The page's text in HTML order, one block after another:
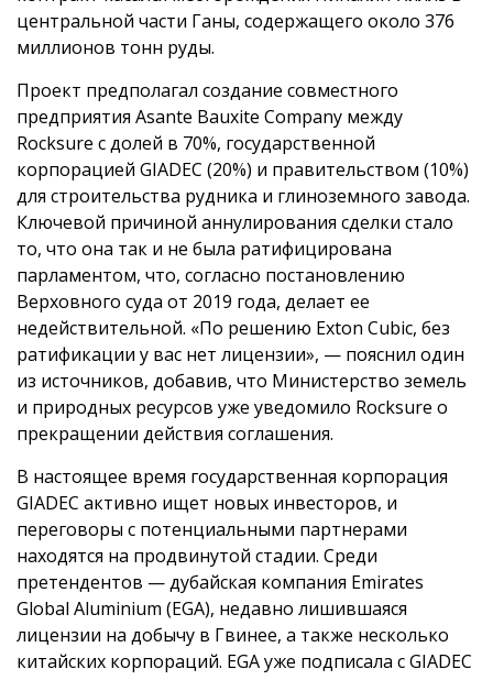
центральной части Ганы, содержащего около 376
миллионов тонн руды.
Проект предполагал создание совместного
предприятия Asante Bauxite Company между
Rocksure с долей в 70%, государственной
корпорацией GIADEC (20%) и правительством (10%)
для строительства рудника и глиноземного завода.
Ключевой причиной аннулирования сделки стало
то, что она так и не была ратифицирована
парламентом, что, согласно постановлению
Верховного суда от 2019 года, делает ее
недействительной. «По решению Exton Cubic, без
ратификации у вас нет лицензии», — пояснил один
из источников, добавив, что Министерство земель
и природных ресурсов уже уведомило Rocksure о
прекращении действия соглашения.
В настоящее время государственная корпорация
GIADEC активно ищет новых инвесторов, и
переговоры с потенциальными партнерами
находятся на продвинутой стадии. Среди
претендентов — дубайская компания Emirates
Global Aluminium (EGA), недавно лишившаяся
лицензии на добычу в Гвинее, а также несколько
китайских корпораций. EGA уже подписала с GIADEC